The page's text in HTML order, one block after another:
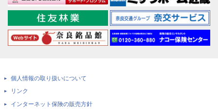
個人情報の取り扱いについて
リンク
インターネット保険の販売方針